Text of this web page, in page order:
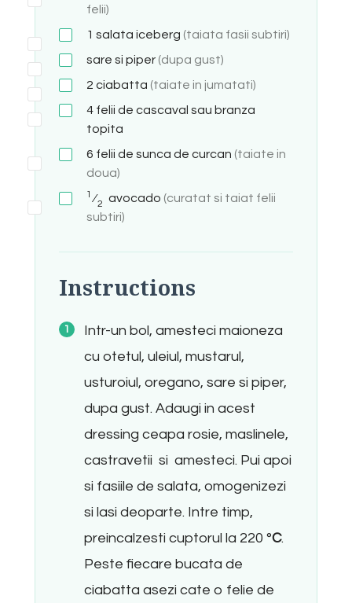
felii)
1 salata iceberg (taiata fasii subtiri)
sare si piper (dupa gust)
2 ciabatta (taiate in jumatati)
4 felii de cascaval sau branza
topita
6 felii de sunca de curcan (taiate in
doua)
1 ⁄2 avocado (curatat si taiat felii
subtiri)
Instructions
Intr-un bol, amesteci maioneza
cu otetul, uleiul, mustarul,
usturoiul, oregano, sare si piper,
dupa gust. Adaugi in acest
dressing ceapa rosie, maslinele,
castravetii si amesteci. Pui apoi
si fasiile de salata, omogenizezi
si lasi deoparte. Intre timp,
preincalzesti cuptorul la 220 °C.
Peste fiecare bucata de
ciabatta asezi cate o felie de